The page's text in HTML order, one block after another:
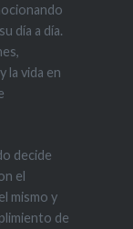
día a día.
la vida en
decide
el
mismo y
de